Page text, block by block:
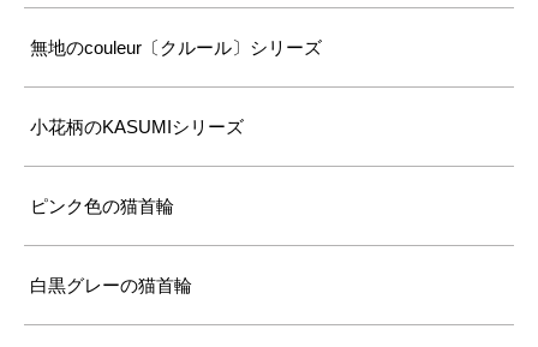
無地のcouleur〔クルール〕シリーズ
小花柄のKASUMIシリーズ
ピンク色の猫首輪
白黒グレーの猫首輪